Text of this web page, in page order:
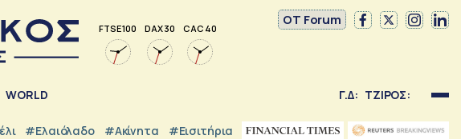
FTSE 100 DAX 30 CAC 40
OT Forum
WORLD Γ.Δ: ΤΖΙΡΟΣ:
#Ελαιόλαδο #Ακίνητα #εισιτήρια